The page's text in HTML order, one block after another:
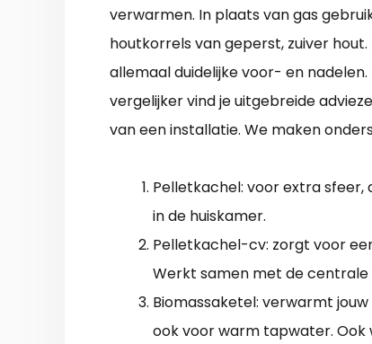
verwarmen. In plaats van gas
houtkorrels van geperst, zuiver
allemaal duidelijke voor- en
vergelijker vind je uitgebreide
van een installatie. We maken
Pelletkachel: voor extra sfeer,
in de huiskamer.
Pelletkachel-cv: zorgt voor
Werkt samen met de centrale
Biomassaketel: verwarmt
ook voor warm tapwater.